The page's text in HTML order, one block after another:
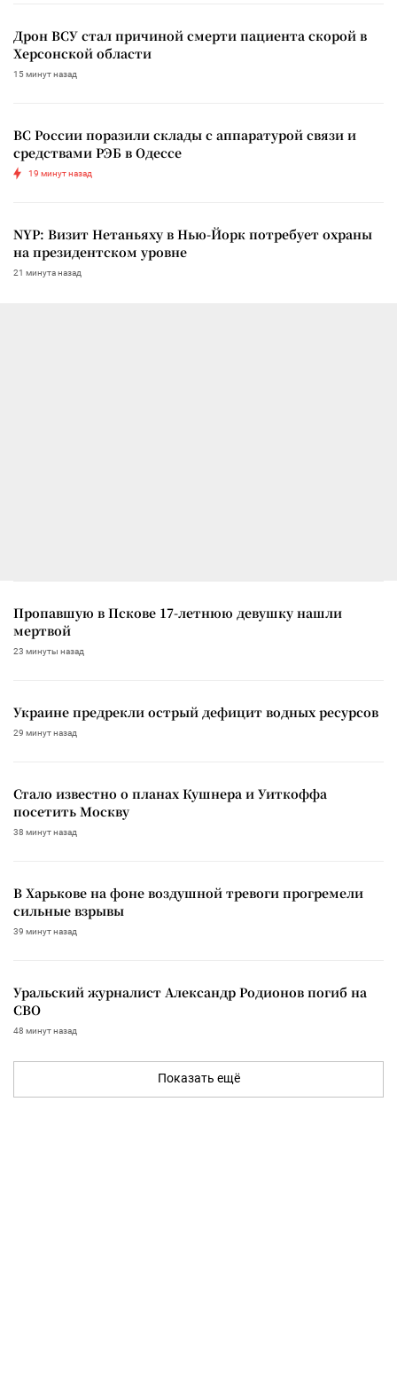
Дрон ВСУ стал причиной смерти пациента скорой в
Херсонской области
15 минут назад
ВС России поразили склады с аппаратурой связи и
средствами РЭБ в Одессе
19 минут назад
NYP: Визит Нетаньяху в Нью-Йорк потребует охраны
на президентском уровне
21 минута назад
Пропавшую в Пскове 17-летнюю девушку нашли
мертвой
23 минуты назад
Украине предрекли острый дефицит водных ресурсов
29 минут назад
Стало известно о планах Кушнера и Уиткоффа
посетить Москву
38 минут назад
В Харькове на фоне воздушной тревоги прогремели
сильные взрывы
39 минут назад
Уральский журналист Александр Родионов погиб на
СВО
48 минут назад
Показать ещё